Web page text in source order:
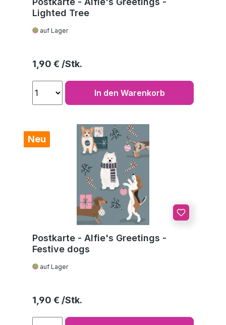
Lighted Tree
auf Lager
Regulärer Preis:
1,90 €
In den Warenkorb
Neu
Postkarte - Alfie's Greetings -
Festive dogs
auf Lager
Regulärer Preis:
1,90 €